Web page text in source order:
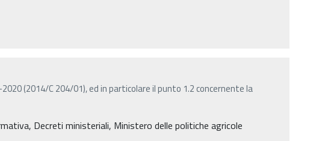
(2014/C 204/01), ed in particolare il punto 1.2 concernente la
Decreti ministeriali, Ministero delle politiche agricole